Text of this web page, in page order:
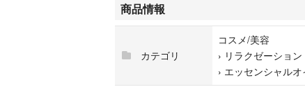
穴を詰まらせずに皮膚を落ち着かせるので、
用するのに適しています。
他の植物性のキャリアオイルとは異なり、肌
かにします。
無色無臭で、どんなオイルとも簡単にブレ
商品情報
カテゴリ
コスメ/美容
› リラクゼーション
› エッセンシャルオ